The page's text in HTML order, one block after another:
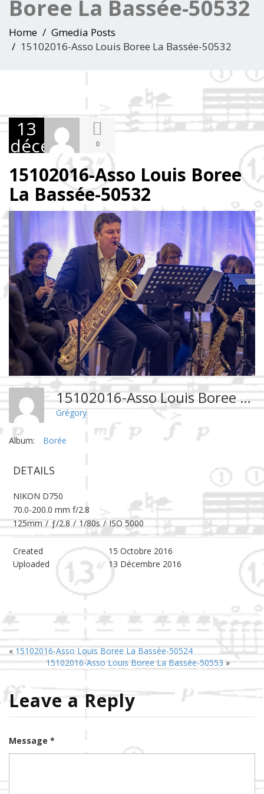
Boree La Bassée-50532
Home
Gmedia Posts
15102016-Asso Louis Boree La Bassée-50532
13
décembre
2016
0
15102016-Asso Louis Boree
La Bassée-50532
15102016-Asso Louis Boree La Bassée-50532
Grégory
Album: Borée
DETAILS
NIKON D750
70.0-200.0 mm f/2.8
125mm / ƒ/2.8 / 1/80s / ISO 5000
Created
15 Octobre 2016
Uploaded
13 Décembre 2016
« 15102016-Asso Louis Boree La Bassée-50524
15102016-Asso Louis Boree La Bassée-50553 »
Leave a Reply
Message *